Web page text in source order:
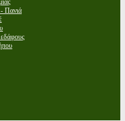
Πανιά